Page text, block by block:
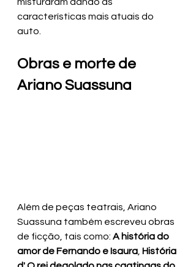
características mais atuais do
auto.
Obras e morte de
Ariano Suassuna
Além de peças teatrais, Ariano
Suassuna também escreveu obras
de ficção, tais como: A história do
amor de Fernando e Isaura História